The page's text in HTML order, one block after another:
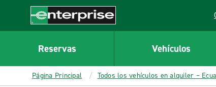
CONTENT
Enterprise
Reservas Vehículos
Página Principal Todos los vehículos en alquiler –